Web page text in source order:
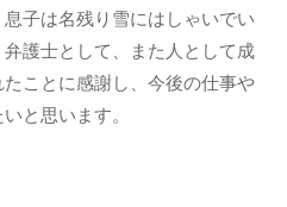
子は名残り雪にはしゃいでい
護士として、また人として成
ことに感謝し、今後の仕事や
と思います。